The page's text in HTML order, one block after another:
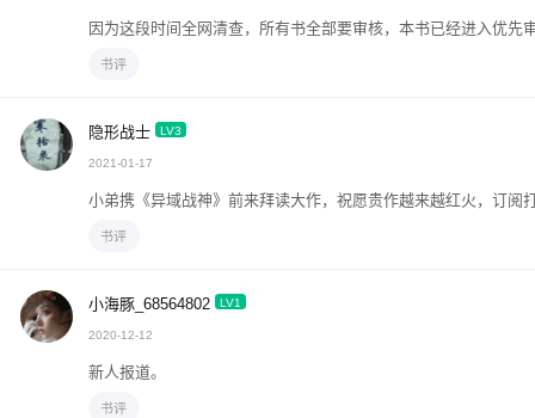
因为这段时间全网清查，所有书全部要审核，本书已经进入优
书评
隐形战士 LV3
2021-01-17
小弟携《异域战神》前来拜读大作，祝愿贵作越来越红
书评
小海豚_68564802 LV1
2020-12-12
新人报道。
书评